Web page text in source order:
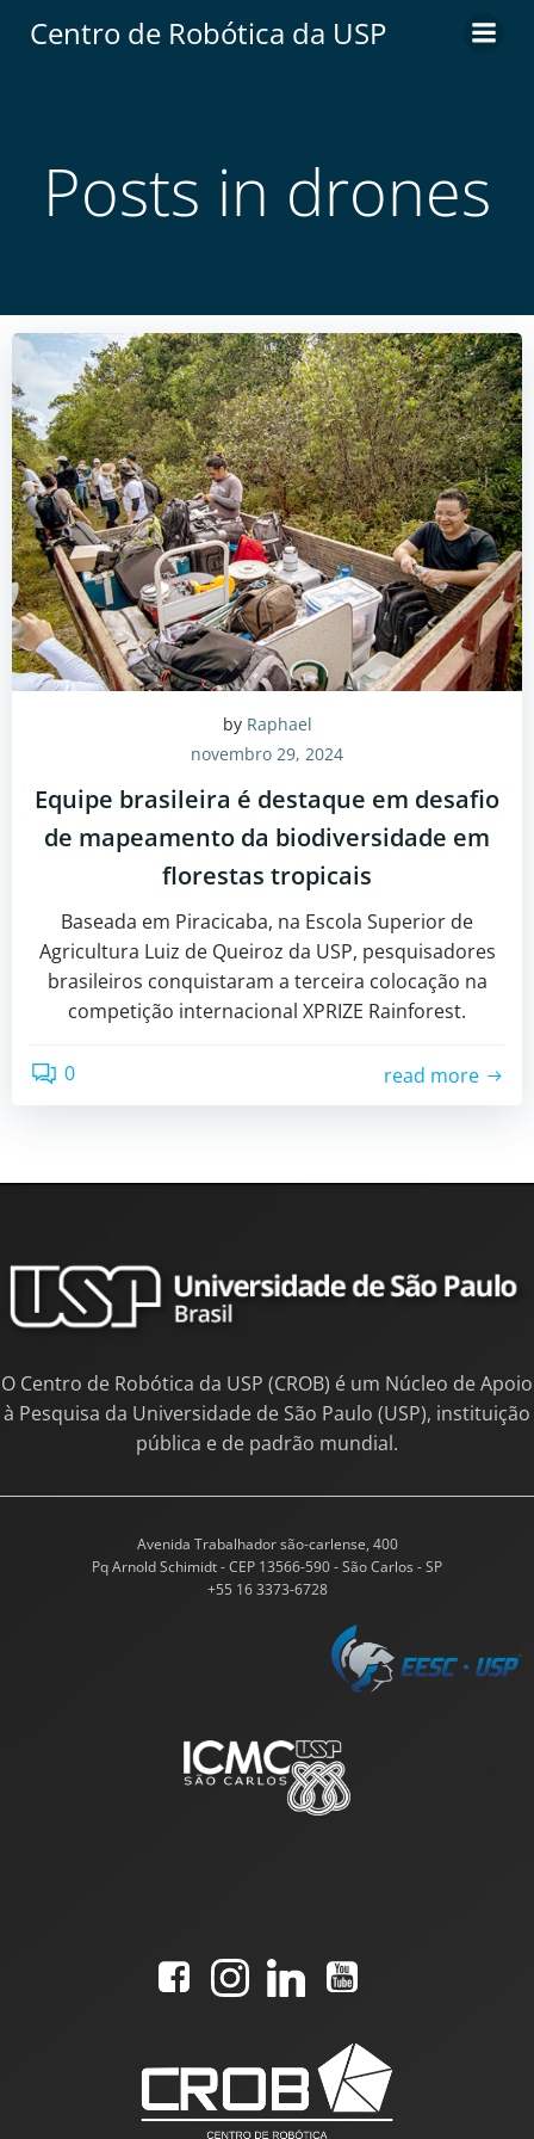
Centro de Robótica da USP
Posts in drones
by Raphael
novembro 29, 2024
Equipe brasileira é destaque em desafio
de mapeamento da biodiversidade em
florestas tropicais
Baseada em Piracicaba, na Escola Superior de
Agricultura Luiz de Queiroz da USP, pesquisadores
brasileiros conquistaram a terceira colocação na
competição internacional XPRIZE Rainforest.
0 read more
O Centro de Robótica da USP (CROB) é um Núcleo de Apoio
à Pesquisa da Universidade de São Paulo (USP), instituição
pública e de padrão mundial.
Avenida Trabalhador são-carlense, 400
Pq Arnold Schimidt - CEP 13566-590 - São Carlos - SP
+55 16 3373-6728